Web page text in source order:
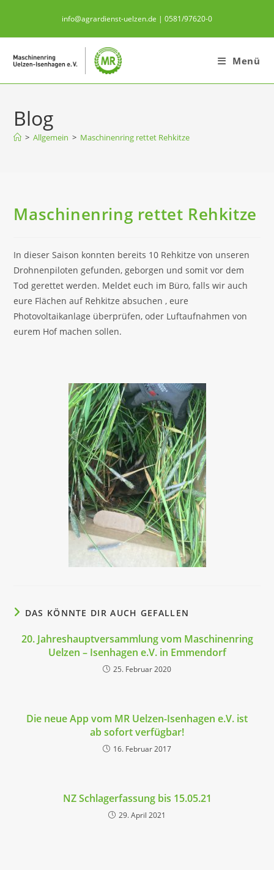
info@agrardienst-uelzen.de | 0581/97620-0
Menü
Blog
> Allgemein > Maschinenring rettet Rehkitze
Maschinenring rettet Rehkitze
In dieser Saison konnten bereits 10 Rehkitze von unseren
Drohnenpiloten gefunden, geborgen und somit vor dem
Tod gerettet werden. Meldet euch im Büro, falls wir auch
eure Flächen auf Rehkitze absuchen , eure
Photovoltaikanlage überprüfen, oder Luftaufnahmen von
eurem Hof machen sollen.
DAS KÖNNTE DIR AUCH GEFALLEN
20. Jahreshauptversammlung vom Maschinenring
Uelzen – Isenhagen e.V. in Emmendorf
25. Februar 2020
Die neue App vom MR Uelzen-Isenhagen e.V. ist
ab sofort verfügbar!
16. Februar 2017
NZ Schlagerfassung bis 15.05.21
29. April 2021